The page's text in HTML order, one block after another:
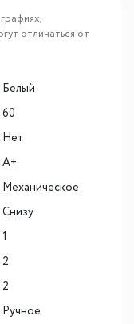
отличаться от
Белый
60
Нет
A+
Механическое
Снизу
1
2
2
Ручное